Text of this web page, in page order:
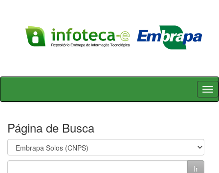
Skip
Página de Busca